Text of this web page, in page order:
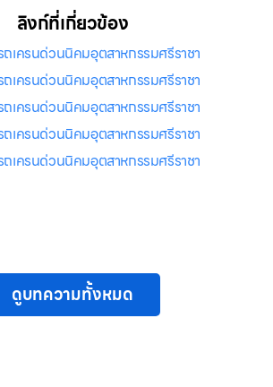
ลิงก์ที่เกี่ยวข้อง
ถเครนด่วนนิคมอุตสาหกรรมศรีราชา
ถเครนด่วนนิคมอุตสาหกรรมศรีราชา
ถเครนด่วนนิคมอุตสาหกรรมศรีราชา
ถเครนด่วนนิคมอุตสาหกรรมศรีราชา
ถเครนด่วนนิคมอุตสาหกรรมศรีราชา
ดูบทความทั้งหมด